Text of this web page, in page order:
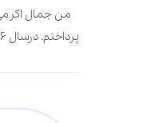
پرداختم. درسال ۱۳۵۶ به عنوان مربی نقاشی کانون پرورش در استان‌های گیلان و اصفهان مشغول کارشدم. پس از انقلاب در مجله کیهان بچه‌ها و سپس به عنوان معلم هنر در مدارس تهران کار کردم.